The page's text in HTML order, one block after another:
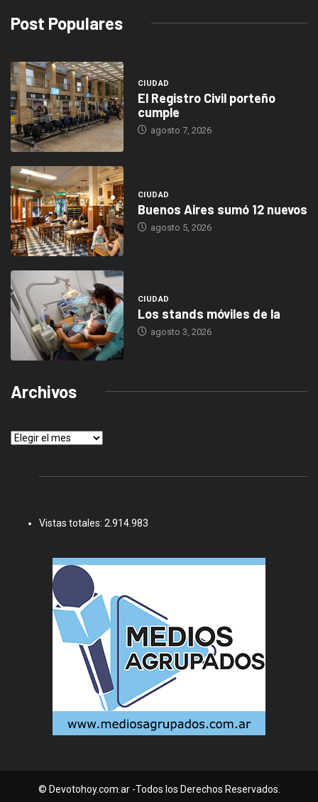
Post Populares
CIUDAD
El Registro Civil porteño
cumple
agosto 7, 2026
CIUDAD
Buenos Aires sumó 12 nuevos
agosto 5, 2026
CIUDAD
Los stands móviles de la
agosto 3, 2026
Archivos
Archivos
Vistas totales: 2.914.983
© Devotohoy.com.ar -Todos los Derechos Reservados.